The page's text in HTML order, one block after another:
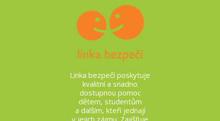
Linka bezpečí poskytuje
kvalitní a snadno
dostupnou pomoc
dětem, studentům
a dalším, kteří jednají